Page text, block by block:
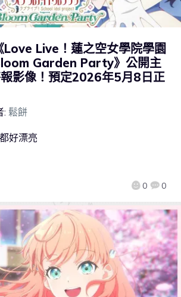
Love Live！蓮之空女學院學園
Garden Party》公開主
影像！預定2026年5月8日正
: 鬆餅
0 0
好漂亮